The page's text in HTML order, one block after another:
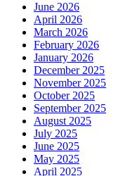
June 2026
April 2026
March 2026
February 2026
January 2026
December 2025
November 2025
October 2025
September 2025
August 2025
July 2025
June 2025
May 2025
April 2025